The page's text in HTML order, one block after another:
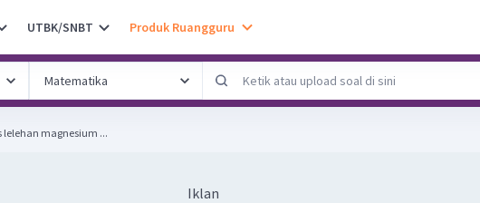
UTBK/SNBT Produk Ruangguru
lelehan magnesium ...
Iklan